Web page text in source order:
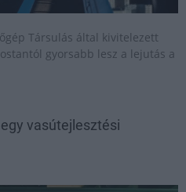
Társulás által kivitelezett
gyorsabb lesz a lejutás a
vasútejlesztési